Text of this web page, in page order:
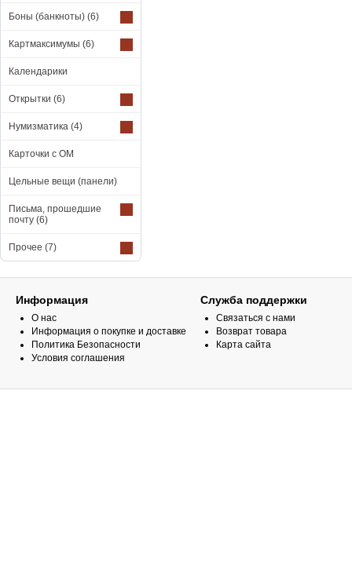
Боны (банкноты) (6)
Картмаксимумы (6)
Календарики
Открытки (6)
Нумизматика (4)
Карточки с ОМ
Цельные вещи (панели)
Письма, прошедшие
почту (6)
Прочее (7)
Информация
О нас
Информация о покупке и доставке
Политика Безопасности
Условия соглашения
Служба поддержки
Связаться с нами
Возврат товара
Карта сайта